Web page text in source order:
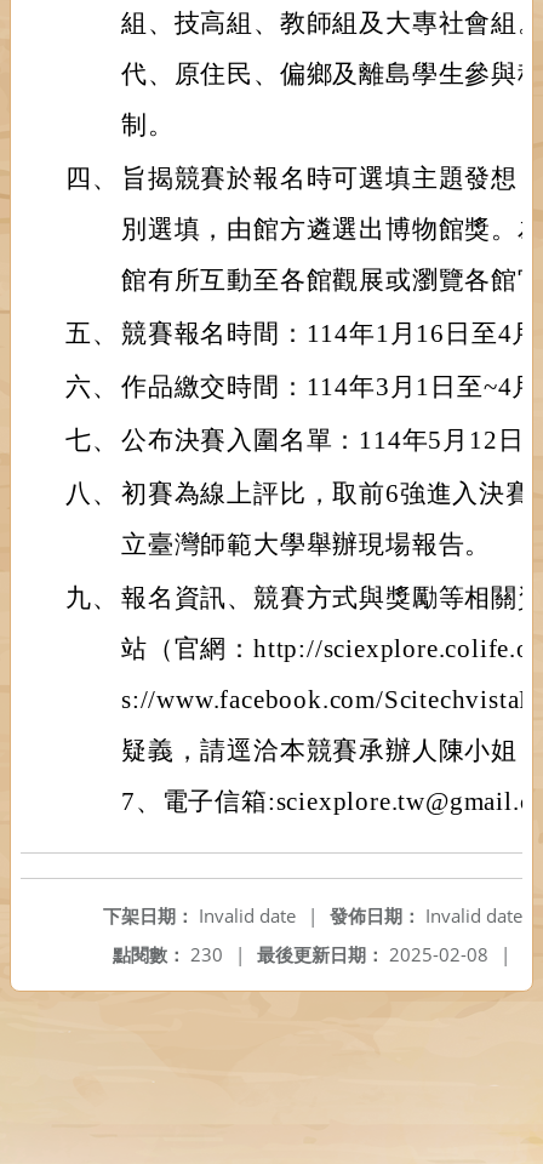
組、技高組、教師組及大專社會組
代、原住民、偏鄉及離島學生參與
制。
四、
旨揭競賽於報名時可選填主題發想
別選填，由館方遴選出博物館獎。
館有所互動至各館觀展或瀏覽各館
五、 競賽報名時間：114年1月16日至4
六、 作品繳交時間：114年3月1日至~4
七、 公布決賽入圍名單：114年5月12日
八、 初賽為線上評比，取前6強進入決賽
立臺灣師範大學舉辦現場報告。
九、 報名資訊、競賽方式與獎勵等相關
站（官網：http://
s://www.facebook.com/
疑義，請逕洽本競賽承辦人陳小姐
7、電子信箱
發佈日期： Invalid date
下架日期： Invalid date
|
最後更新日期： 2025-02-08 |
點閱數： 230 |